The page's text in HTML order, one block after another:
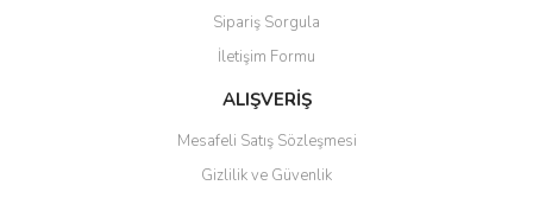
Sipariş Sorgula
İletişim Formu
ALIŞVERİŞ
Mesafeli Satış Sözleşmesi
Gizlilik ve Güvenlik